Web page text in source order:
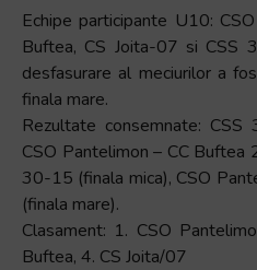
reader
help
you
navigate
and
interact
with
the
content.
Echipe participante U10:
Buftea, CS Joita-07 si CSS
desfasurare al meciurilor a
finala mare.
Rezultate consemnate:
CSO Pantelimon – CC Buftea
30-15 (finala mica), CSO
(finala mare).
Clasament: 1. CSO
Buftea, 4. CS Joita/07